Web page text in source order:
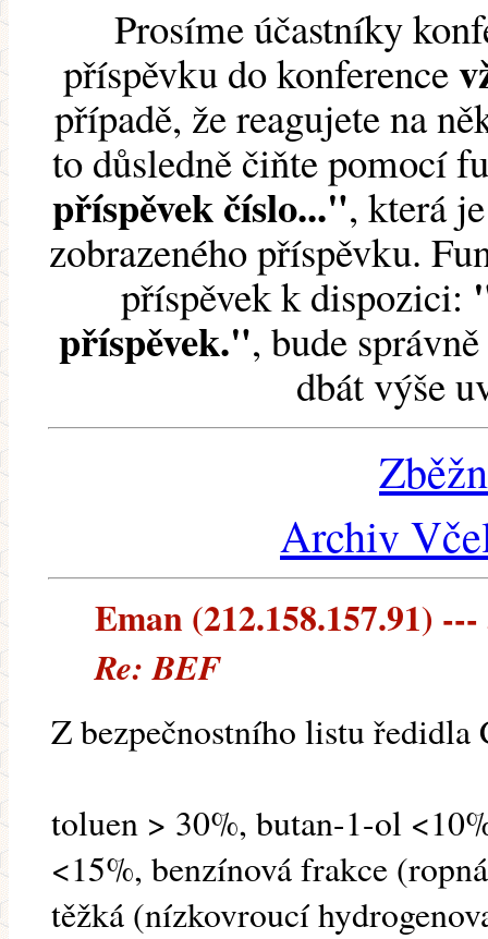
Prosíme účastníky
příspěvku do konference
případě, že reagujete na
to důsledně čiňte pomocí
příspěvek číslo...", která
zobrazeného příspěvku.
příspěvek k dispozici:
příspěvek.", bude
dbát výše
Archiv
Eman (212.158.157.91) ---
Re: BEF
Z bezpečnostního listu ředidla
toluen > 30%, butan-1-ol
<15%, benzínová frakce
těžká (nízkovroucí